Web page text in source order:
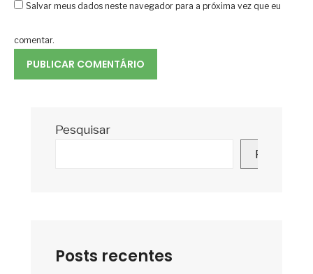
Salvar meus dados neste navegador para a próxima vez que eu
comentar.
Pesquisar
Pesquisar
Posts recentes